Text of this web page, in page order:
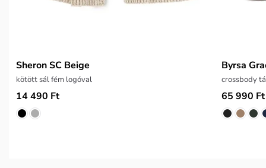
Sheron SC Beige
kötött sál fém logóval
14 490 Ft
Byrsa
crossbody
65 990 Ft